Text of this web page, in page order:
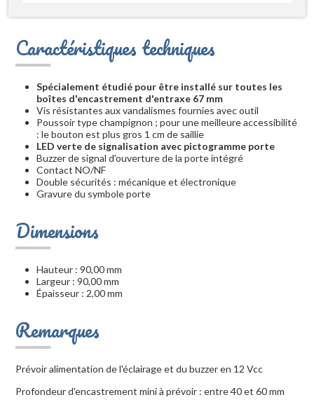
Caractéristiques techniques
Spécialement étudié pour être installé sur toutes les
boîtes d'encastrement d'entraxe 67 mm
Vis résistantes aux vandalismes fournies avec outil
Poussoir type champignon ; pour une meilleure accessibilité
: le bouton est plus gros 1 cm de saillie
LED verte de signalisation avec pictogramme porte
Buzzer de signal d'ouverture de la porte intégré
Contact NO/NF
Double sécurités : mécanique et électronique
Gravure du symbole porte
Dimensions
Hauteur : 90,00 mm
Largeur : 90,00 mm
Épaisseur : 2,00 mm
Remarques
Prévoir alimentation de l'éclairage et du buzzer en 12 Vcc
Profondeur d'encastrement mini à prévoir : entre 40 et 60 mm